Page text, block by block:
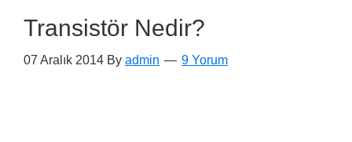
Transistör Nedir?
07 Aralık 2014 By admin 9 Yorum